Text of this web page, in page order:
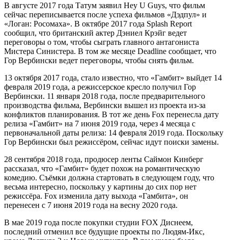
В августе 2017 года Татум заявил Hey U Guys, что фильм
сейчас переписывается после успеха фильмов «Дэдпул» и
«Логан: Росомаха». В октябре 2017 года Splash Report
сообщил, что британский актер Дэниел Крэйг ведет
переговоры о том, чтобы сыграть главного антагониста
Мистера Синистера. В том же месяце Deadline сообщает, что
Гор Вербински ведет переговоры, чтобы снять фильм.
13 октября 2017 года, стало известно, что «Гамбит» выйдет 14
февраля 2019 года, а режиссерское кресло получил Гор
Вербински. 11 января 2018 года, после предварительного
производства фильма, Вербински вышел из проекта из-за
конфликтов планирования. В тот же день Fox перенесла дату
релиза «Гамбит» на 7 июня 2019 года, через 4 месяца с
первоначальной даты релиза: 14 февраля 2019 года. Поскольку
Гор Вербински был режиссёром, сейчас идут поиски замены.
28 сентября 2018 года, продюсер ленты Саймон Кинберг
рассказал, что «Гамбит» будет похож на романтическую
комедию. Съёмки должна стартовать в следующем году, что
весьма интересно, поскольку у картины до сих пор нет
режиссёра. Fox изменила дату выхода «Гамбита», он
перенесен с 7 июня 2019 года на весну 2020 года.
В мае 2019 года после покупки студии FOX Диснеем,
последний отменил все будущие проекты по Людям-Икс,